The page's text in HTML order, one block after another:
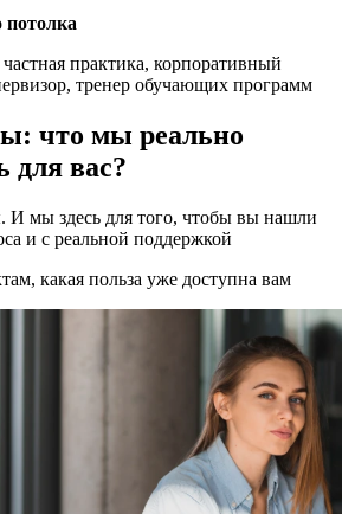
потолка
частная практика, корпоративный
тренер обучающих программ
что мы реально
для вас?
мы здесь для того, чтобы вы нашли
и с реальной поддержкой
какая польза уже доступна вам